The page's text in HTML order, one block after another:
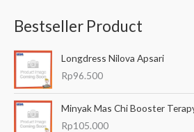
c
a
Bestseller Product
Longdress Nilova Apsari
Rp96.500
Minyak Mas Chi Booster
Rp105.000